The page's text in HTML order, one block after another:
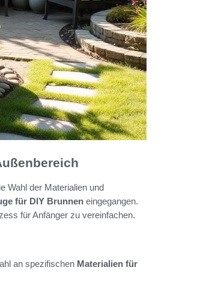
Wahl der Materialien und
für DIY Brunnen eingegangen.
für Anfänger zu vereinfachen.
an spezifischen Materialien für